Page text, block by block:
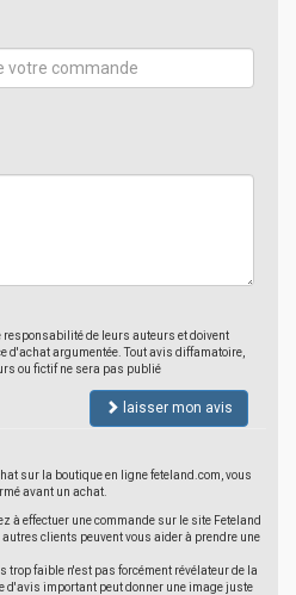
responsabilité de leurs auteurs et doivent
d'achat argumentée. Tout avis diffamatoire,
ou fictif ne sera pas publié
laisser mon avis
sur la boutique en ligne feteland.com, vous
avant un achat.
à effectuer une commande sur le site Feteland
clients peuvent vous aider à prendre une
trop faible n'est pas forcément révélateur de la
d'avis important peut donner une image juste